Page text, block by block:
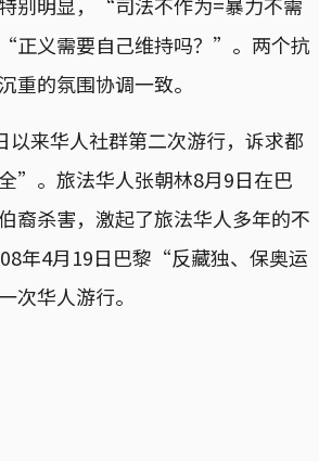
正义需要自己维持吗？”。两个抗
重的氛围协调一致。
以来华人社群第二次游行，诉求都
”。旅法华人张朝林8月9日在巴
裔杀害，激起了旅法华人多年的不
年4月19日巴黎“反藏独、保奥运
华人游行。